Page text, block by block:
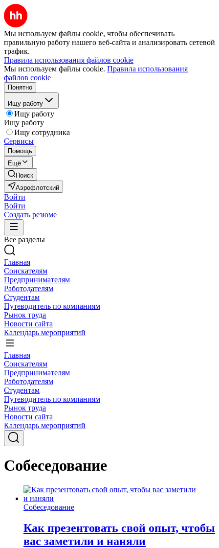
Мы используем файлы cookie, чтобы обеспечивать
правильную работу нашего веб-сайта и анализировать сетевой
трафик.
Правила использования файлов cookie
Мы используем файлы cookie. Правила использования
файлов cookie
Понятно
Ищу работу
Ищу работу
Ищу работу
Ищу сотрудника
Сервисы
Помощь
Ещё
Поиск
Аэрофлотский
Войти
Войти
Создать резюме
Все разделы
Главная
Соискателям
Предпринимателям
Работодателям
Студентам
Путеводитель по компаниям
Рынок труда
Новости сайта
Календарь мероприятий
Главная
Соискателям
Предпринимателям
Работодателям
Студентам
Путеводитель по компаниям
Рынок труда
Новости сайта
Календарь мероприятий
Собеседование
Собеседование
Как презентовать свой опыт, чтобы
вас заметили и наняли